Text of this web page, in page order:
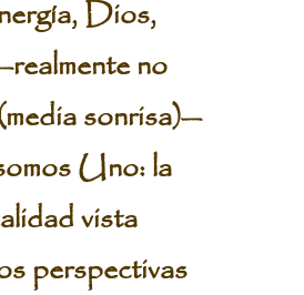
Dios,
no
sonrisa)—
Uno: la
vista
perspectivas